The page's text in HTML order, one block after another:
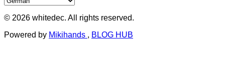
© 2026 whitedec. All rights reserved.
Powered by Mikihands , BLOG HUB